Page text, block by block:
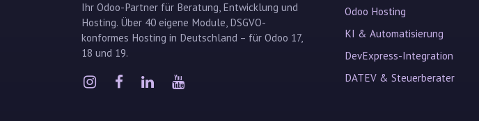
Ihr Odoo-Partner für Beratung, Entwicklung und
Hosting. Über 40 eigene Module, DSGVO-
konformes Hosting in Deutschland – für Odoo 17,
18 und 19.
Odoo Hosting
KI & Automatisierung
DevExpress-Integration
DATEV & Steuerberater